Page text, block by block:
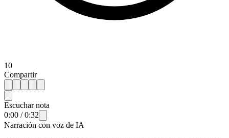
10
Compartir
Escuchar nota
0:00 /0:32
Narración con voz de IA